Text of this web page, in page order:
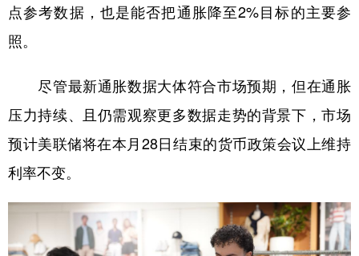
点参考数据，也是能否把通胀降至2%目标的主要参
照。
尽管最新通胀数据大体符合市场预期，但在通胀
压力持续、且仍需观察更多数据走势的背景下，市场
预计美联储将在本月28日结束的货币政策会议上维持
利率不变。